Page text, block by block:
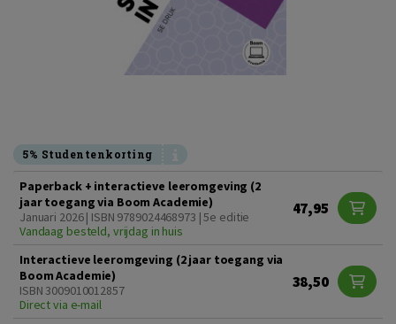
5% Studentenkorting
Paperback + interactieve leeromgeving (2
jaar toegang via Boom Academie)
Januari 2026 | ISBN 9789024468973 | 5e editie
Vandaag besteld, vrijdag in huis
47,95
Interactieve leeromgeving (2 jaar toegang via
Boom Academie)
ISBN 3009010012857
Direct via e-mail
38,50